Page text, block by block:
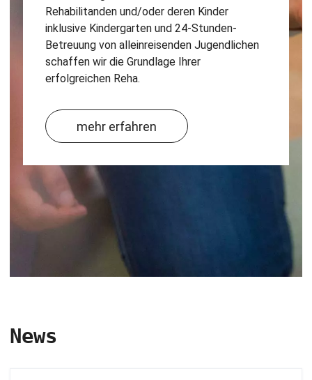
Rehabilitanden und/oder deren Kinder
inklusive Kindergarten und 24-Stunden-
Betreuung von alleinreisenden Jugendlichen
schaffen wir die Grundlage Ihrer
erfolgreichen Reha.
mehr erfahren
News